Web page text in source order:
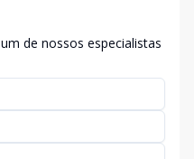
de nossos especialistas